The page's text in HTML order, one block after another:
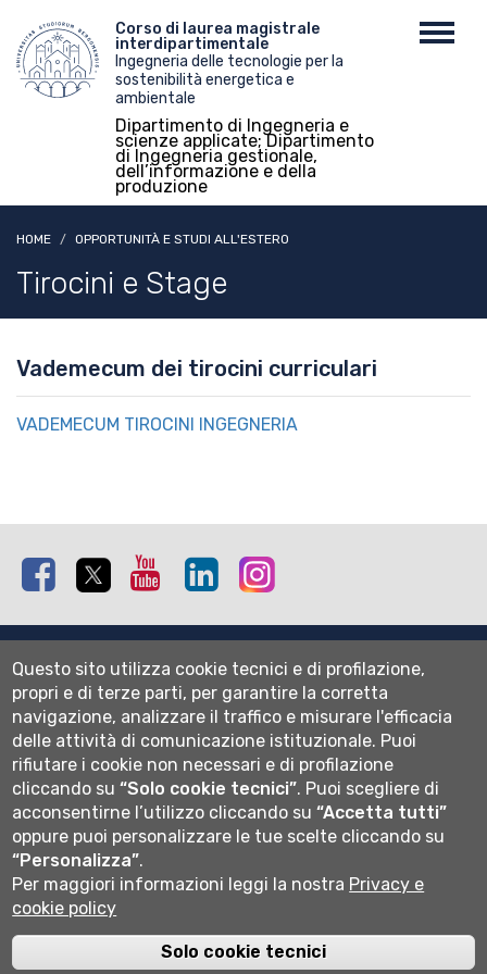
contenuto
principale
Menu
top
Corso di laurea magistrale
interdipartimentale
Ingegneria delle tecnologie per la
sostenibilità energetica e
ambientale
Dipartimento di Ingegneria e
scienze applicate; Dipartimento
di Ingegneria gestionale,
dell’informazione e della
produzione
HOME OPPORTUNITÀ E STUDI ALL'ESTERO
Tirocini e Stage
Vademecum dei tirocini curriculari
VADEMECUM TIROCINI INGEGNERIA
Facebook Twitter Youtube Linkedin
Mappa del sito
Normativa cookie
Informativa privacy
Cookie settings
Wi-fi
Webmail
Università degli studi di Bergamo
Cod. Fiscale 80004350163
P.IVA 01612800167
Questo sito utilizza cookie tecnici e di profilazione,
propri e di terze parti, per garantire la corretta
navigazione, analizzare il traffico e misurare l'efficacia
delle attività di comunicazione istituzionale. Puoi
rifiutare i cookie non necessari e di profilazione
cliccando su“Solo cookie tecnici”. Puoi scegliere di
acconsentirne l’utilizzo cliccando su“Accetta tutti”
oppure puoi personalizzare le tue scelte cliccando su
“Personalizza”.
Per maggiori informazioni leggi la nostra Privacy e
cookie policy
Solo cookie tecnici